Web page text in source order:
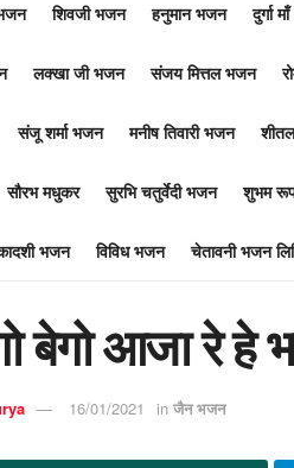
शिवजी भजन हनुमान भजन दुर्गा
लक्खा जी भजन संजय मित्तल भजन
संजू शर्मा भजन मनीष तिवारी भजन
सौरभ मधुकर सुरभि चतुर्वेदी भजन शुभम
भजन विविध भजन चेतावनी भजन
बेगो आजा रे
16/01/2021 in जैन भजन